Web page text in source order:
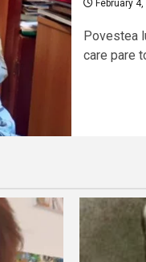
February 4,
Povestea
care pare